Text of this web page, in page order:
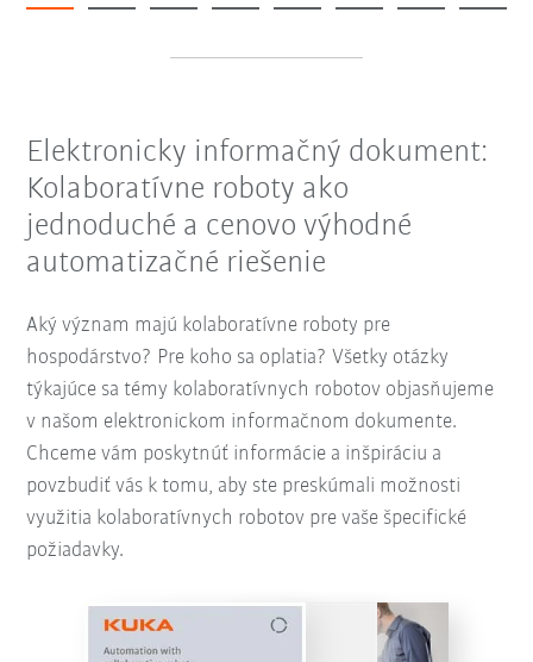
Elektronicky informačný dokument:
Kolaboratívne roboty ako
jednoduché a cenovo výhodné
automatizačné riešenie
Aký význam majú kolaboratívne roboty pre
hospodárstvo? Pre koho sa oplatia? Všetky otázky
týkajúce sa témy kolaboratívnych robotov objasňujeme
v našom elektronickom informačnom dokumente.
Chceme vám poskytnúť informácie a inšpiráciu a
povzbudiť vás k tomu, aby ste preskúmali možnosti
využitia kolaboratívnych robotov pre vaše špecifické
požiadavky.